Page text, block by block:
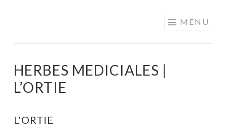
MENU
HERBES MEDICIALES |
L’ORTIE
L'ORTIE